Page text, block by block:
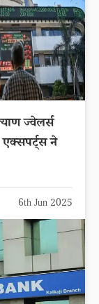
ज्वेलर्स
ने
6th Jun 2025